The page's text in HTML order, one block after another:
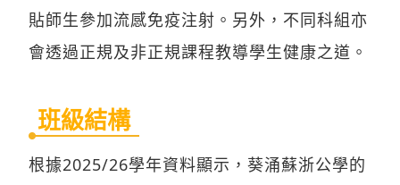
貼師生參加流感免疫注射。另外，不同科組亦
會透過正規及非正規課程教導學生健康之道。
班級結構
根據2025/26學年資料顯示，葵涌蘇浙公學的